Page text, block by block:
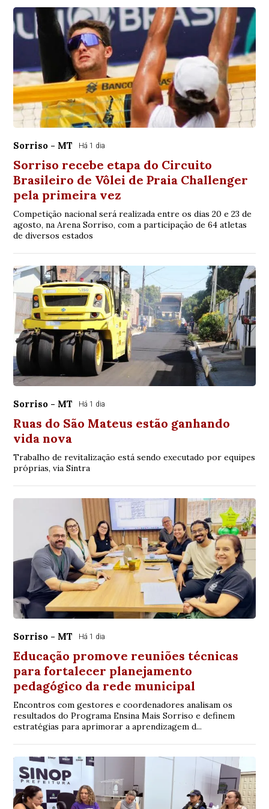
Sorriso - MT Há 1 dia
Sorriso recebe etapa do Circuito
Brasileiro de Vôlei de Praia Challenger
pela primeira vez
Competição nacional será realizada entre os dias 20 e 23 de
agosto, na Arena Sorriso, com a participação de 64 atletas
de diversos estados
Sorriso - MT Há 1 dia
Ruas do São Mateus estão ganhando
vida nova
Trabalho de revitalização está sendo executado por equipes
próprias, via Sintra
Sorriso - MT Há 1 dia
Educação promove reuniões técnicas
para fortalecer planejamento
pedagógico da rede municipal
Encontros com gestores e coordenadores analisam os
resultados do Programa Ensina Mais Sorriso e definem
estratégias para aprimorar a aprendizagem d...